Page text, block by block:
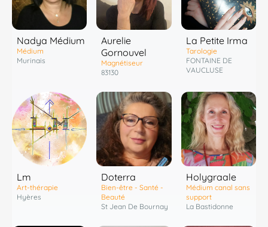
Nadya Médium
Médium
Murinais
Aurelie
Gornouvel
Magnétiseur
83130
La Petite Irma
Tarologie
FONTAINE DE
VAUCLUSE
Lm
Art-thérapie
Hyères
Doterra
Bien-être - Santé -
Beauté
St Jean De Bournay
Holygraale
Médium canal sans
support
La Bastidonne